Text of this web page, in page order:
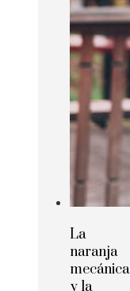
La
naranja
mecánica
y la